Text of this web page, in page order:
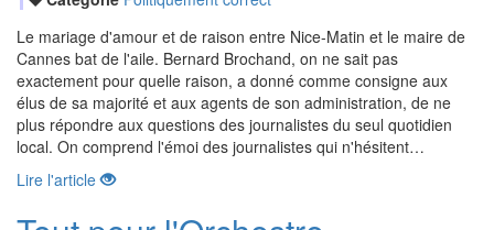
Le mariage d'amour et de raison entre Nice-Matin et le maire de
Cannes bat de l'aile. Bernard Brochand, on ne sait pas
exactement pour quelle raison, a donné comme consigne aux
élus de sa majorité et aux agents de son administration, de ne
plus répondre aux questions des journalistes du seul quotidien
local. On comprend l'émoi des journalistes qui n'hésitent…
Lire l'article